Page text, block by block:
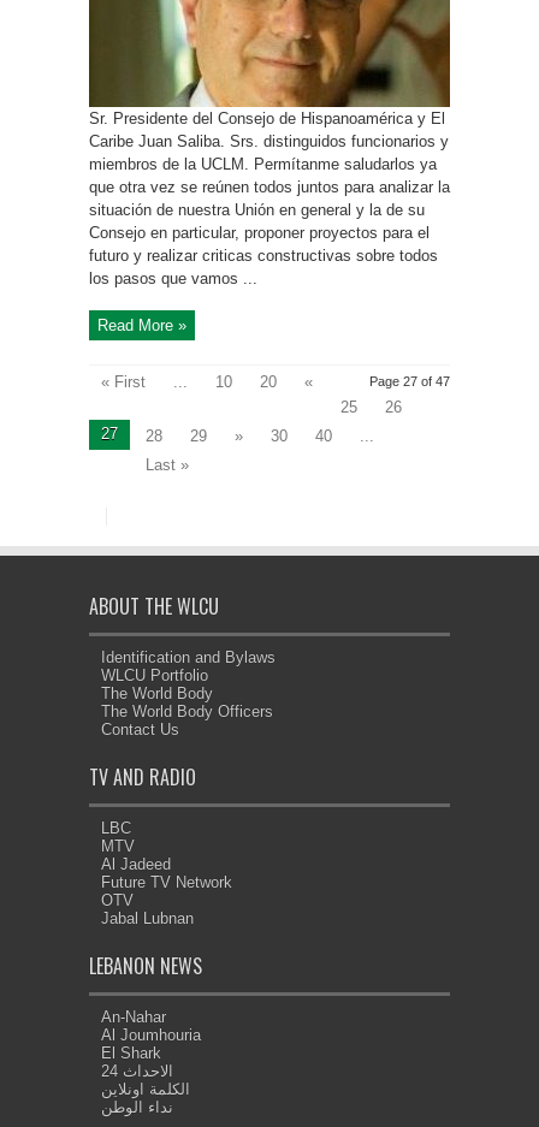
Sr. Presidente del Consejo de Hispanoamérica y El
Caribe Juan Saliba. Srs. distinguidos funcionarios y
miembros de la UCLM. Permítanme saludarlos ya
que otra vez se reúnen todos juntos para analizar la
situación de nuestra Unión en general y la de su
Consejo en particular, proponer proyectos para el
futuro y realizar criticas constructivas sobre todos
los pasos que vamos ...
Read More »
Page 27 of 47
« First ... 10 20
«
25
26
27
28 29 » 30 40
...
Last »
ABOUT THE WLCU
Identification and Bylaws
WLCU Portfolio
The World Body
The World Body Officers
Contact Us
TV AND RADIO
LBC
MTV
Al Jadeed
Future TV Network
OTV
Jabal Lubnan
LEBANON NEWS
An-Nahar
Al Joumhouria
El Shark
الاحداث 24
الكلمة اونلاين
نداء الوطن